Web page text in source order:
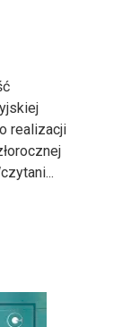
realizacji